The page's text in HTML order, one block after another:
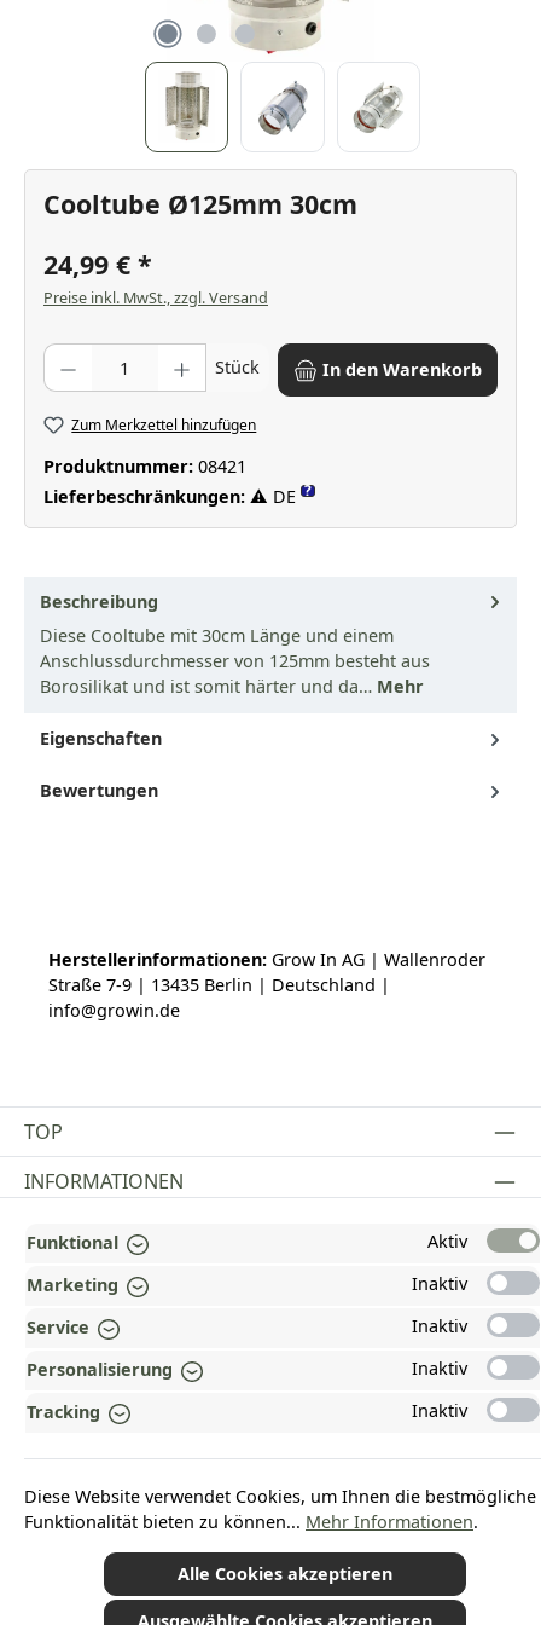
Cooltube Ø125mm 30cm
24,99 €
Preise inkl. MwSt., zzgl. Versand
Produkt Anzahl: Gib den gewünschten Wert ein oder benutze die
Stück In den Warenkorb
Zum Merkzettel hinzufügen
Produktnummer: 08421
Lieferbeschränkungen: ⚠ DE ?
Beschreibung
Diese Cooltube mit 30cm Länge und einem
Anschlussdurchmesser von 125mm besteht aus
Borosilikat und ist somit härter und da… Mehr
Eigenschaften
Bewertungen
Herstellerinformationen: Grow In AG | Wallenroder
Straße 7-9 | 13435 Berlin | Deutschland |
info@growin.de
TOP
Vertrag widerrufen
INFORMATIONEN
GESETZLICHE INFORMATIONEN
ZAHLUNGS- UND VERSANDARTEN
AUSGEZEICHNET UND ZERTIFIZIERT!
WARUM HEAD-SHOP.DE?
UNSERE COMMUNITIES
*Alle Preise inkl. gesetzl. Mehrwertsteuer zzgl.Versandkostenund ggf.
Funktional
Aktiv
Marketing
Inaktiv
Service
Inaktiv
Personalisierung
Inaktiv
Tracking
Inaktiv
Diese Website verwendet Cookies, um Ihnen die bestmögliche
Funktionalität bieten zu können... Mehr Informationen.
Alle Cookies akzeptieren